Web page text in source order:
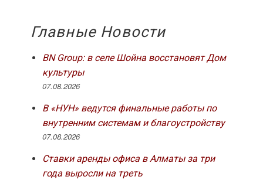
Главные Новости
BN Group: в селе Шойна восстановят Дом
культуры
07.08.2026
В «НУН» ведутся финальные работы по
внутренним системам и благоустройству
07.08.2026
Ставки аренды офиса в Алматы за три
года выросли на треть